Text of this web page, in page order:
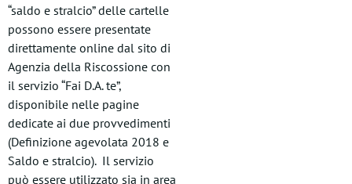
“saldo e stralcio” delle cartelle
possono essere presentate
direttamente online dal sito di
Agenzia della Riscossione con
il servizio “Fai D.A. te”,
disponibile nelle pagine
dedicate ai due provvedimenti
(Definizione agevolata 2018 e
Saldo e stralcio). Il servizio
può essere utilizzato sia in area